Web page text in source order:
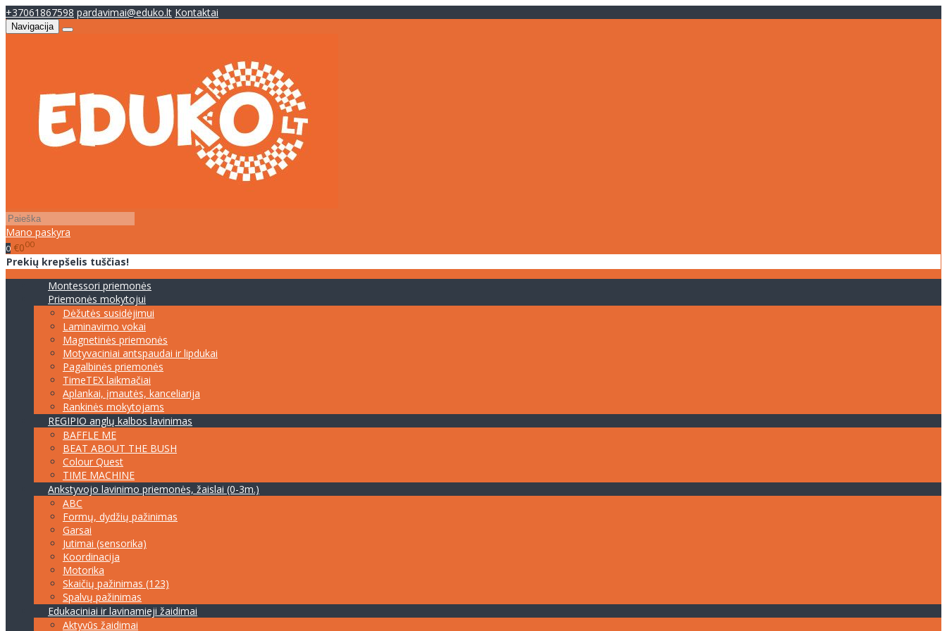
+37061867598 pardavimai@eduko.lt Kontaktai
Navigacija
Mano paskyra
0 €000
Prekių krepšelis tuščias!
Montessori priemonės
Priemonės mokytojui
Dėžutės susidėjimui
Laminavimo vokai
Magnetinės priemonės
Motyvaciniai antspaudai ir lipdukai
Pagalbinės priemonės
TimeTEX laikmačiai
Aplankai, įmautės, kanceliarija
Rankinės mokytojams
REGIPIO anglų kalbos lavinimas
BAFFLE ME
BEAT ABOUT THE BUSH
Colour Quest
TIME MACHINE
Ankstyvojo lavinimo priemonės, žaislai (0-3m.)
ABC
Formų, dydžių pažinimas
Garsai
Jutimai (sensorika)
Koordinacija
Motorika
Skaičių pažinimas (123)
Spalvų pažinimas
Edukaciniai ir lavinamieji žaidimai
Aktyvūs žaidimai